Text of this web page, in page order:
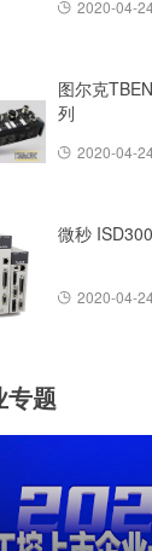
2020-04-
图尔克
列
2020-04-
微秒
2020-04-
专题